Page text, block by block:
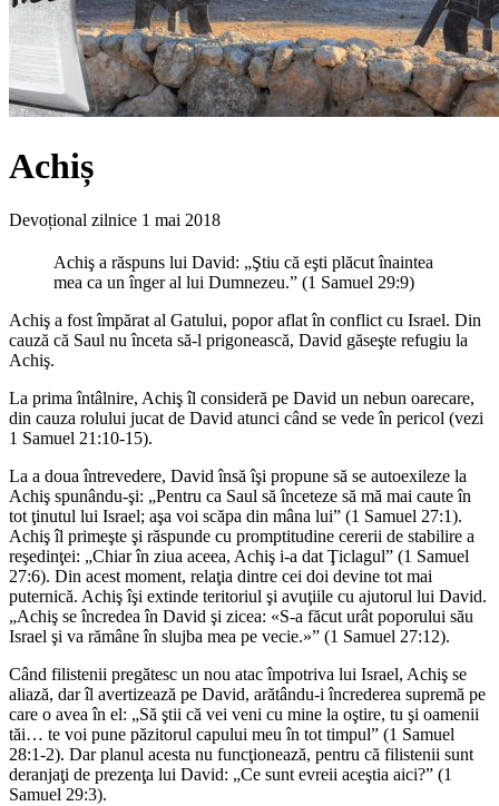
Achiș
Devoțional zilnice 1 mai 2018
Achiş a răspuns lui David: „Ştiu că eşti plăcut înaintea
mea ca un înger al lui Dumnezeu.” (1 Samuel 29:9)
Achiş a fost împărat al Gatului, popor aflat în conflict cu Israel. Din
cauză că Saul nu înceta să-l prigonească, David găseşte refugiu la
Achiş.
La prima întâlnire, Achiş îl consideră pe David un nebun oarecare,
din cauza rolului jucat de David atunci când se vede în pericol (vezi
1 Samuel 21:10-15).
La a doua întrevedere, David însă îşi propune să se autoexileze la
Achiş spunându-şi: „Pentru ca Saul să înceteze să mă mai caute în
tot ţinutul lui Israel; aşa voi scăpa din mâna lui” (1 Samuel 27:1).
Achiş îl primeşte şi răspunde cu promptitudine cererii de stabilire a
reşedinţei: „Chiar în ziua aceea, Achiş i-a dat Ţiclagul” (1 Samuel
27:6). Din acest moment, relaţia dintre cei doi devine tot mai
puternică. Achiş îşi extinde teritoriul şi avuţiile cu ajutorul lui David.
„Achiş se încredea în David şi zicea: «S-a făcut urât poporului său
Israel şi va rămâne în slujba mea pe vecie.»” (1 Samuel 27:12).
Când filistenii pregătesc un nou atac împotriva lui Israel, Achiş se
aliază, dar îl avertizează pe David, arătându-i încrederea supremă pe
care o avea în el: „Să ştii că vei veni cu mine la oştire, tu şi oamenii
tăi… te voi pune păzitorul capului meu în tot timpul” (1 Samuel
28:1-2). Dar planul acesta nu funcţionează, pentru că filistenii sunt
deranjaţi de prezenţa lui David: „Ce sunt evreii aceştia aici?” (1
Samuel 29:3).